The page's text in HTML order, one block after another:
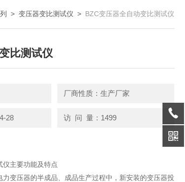
> 变压器变比测试仪 > BZC变压器全自动变比测试仪
比测试仪
厂商性质：生产厂家
28 访 问 量：1499
仪主要功能及特点
力变压器的半成品、成品生产过程中，新安装的变压器投